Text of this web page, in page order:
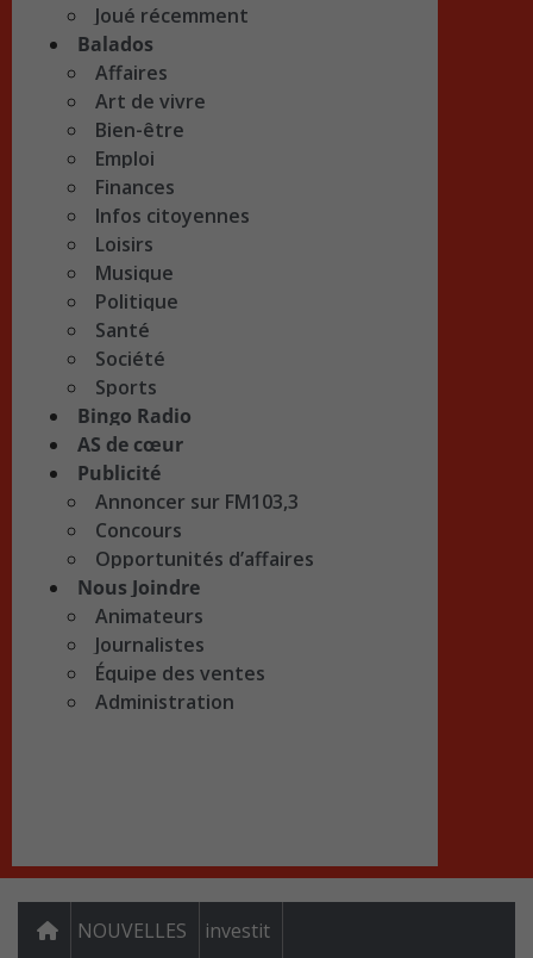
Joué récemment
Balados
Affaires
Art de vivre
Bien-être
Emploi
Finances
Infos citoyennes
Loisirs
Musique
Politique
Santé
Société
Sports
Bingo Radio
AS de cœur
Publicité
Annoncer sur FM103,3
Concours
Opportunités d’affaires
Nous Joindre
Animateurs
Journalistes
Équipe des ventes
Administration
NOUVELLES investit